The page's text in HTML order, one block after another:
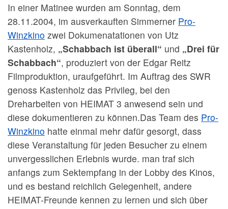
In einer Matinee wurden am Sonntag, dem
28.11.2004, im ausverkauften Simmerner Pro-
Winzkino zwei Dokumenatationen von Utz
Kastenholz, „Schabbach ist überall“ und „Drei für
Schabbach“, produziert von der Edgar Reitz
Filmproduktion, uraufgeführt. Im Auftrag des SWR
genoss Kastenholz das Privileg, bei den
Dreharbeiten von HEIMAT 3 anwesend sein und
diese dokumentieren zu können.Das Team des Pro-
Winzkino hatte einmal mehr dafür gesorgt, dass
diese Veranstaltung für jeden Besucher zu einem
unvergesslichen Erlebnis wurde. man traf sich
anfangs zum Sektempfang in der Lobby des Kinos,
und es bestand reichlich Gelegenheit, andere
HEIMAT-Freunde kennen zu lernen und sich über